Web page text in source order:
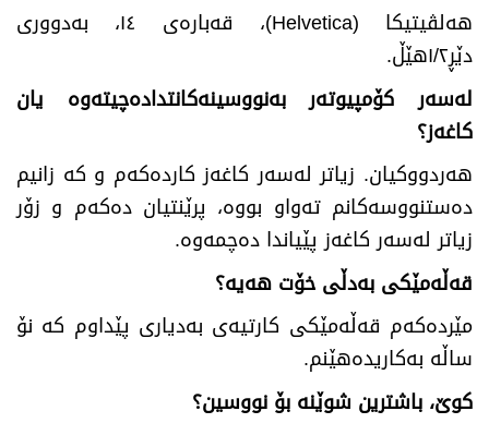
هەلڤیتیکا (Helvetica
)، قەبارەی ١٤، بەدووری
دێڕ۱/۲هێڵ.
لەسەر کۆمپیوتەر بەنووسینەکانتدادەچیتەوە یان
کاغەز؟
هەردووکیان. زیاتر لەسەر کاغەز کاردەکەم و کە زانیم
دەستنووسەکانم تەواو بووە، پرێنتیان دەکەم و زۆر
زیاتر لەسەر کاغەز پێیاندا دەچمەوە.
قەڵەمێکی بەدڵی خۆت هەیە؟
مێردەکەم قەڵەمێکی کارتیەی بەدیاری پێداوم کە نۆ
ساڵە بەکاریدەهێنم.
کوێ، باشترین شوێنە بۆ نووسین؟